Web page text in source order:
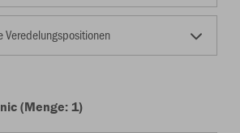
Veredelungspositionen
(Menge: 1)